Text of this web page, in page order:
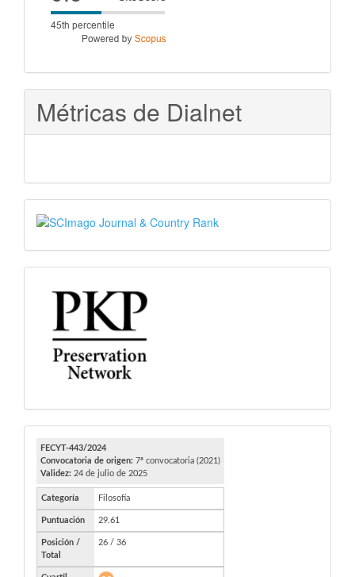
score
Métricas de Dialnet
SJR
PKP
FECYT